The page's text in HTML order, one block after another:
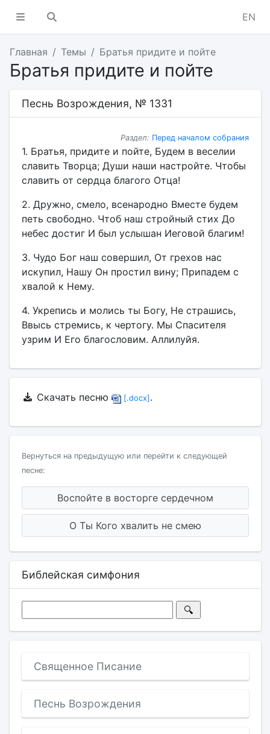
EN
Главная Темы Братья придите и пойте
Братья придите и пойте
Песнь Возрождения, № 1331
Раздел: Перед началом собрания
1. Братья, придите и пойте, Будем в веселии
славить Творца; Души наши настройте. Чтобы
славить от сердца благого Отца!
2. Дружно, смело, всенародно Вместе будем
петь свободно. Чтоб наш стройный стих До
небес достиг И был услышан Иеговой благим!
3. Чудо Бог наш совершил, От грехов нас
искупил, Нашу Он простил вину; Припадем с
хвалой к Нему.
4. Укрепись и молись ты Богу, Не страшись,
Ввысь стремись, к чертогу. Мы Спасителя
узрим И Его благословим. Аллилуйя.
Скачать песню [.docx] .
Вернуться на предыдущую или перейти к следующей
песне:
Воспойте в восторге сердечном
О Ты Кого хвалить не смею
Библейская симфония
Священное Писание
Песнь Возрождения